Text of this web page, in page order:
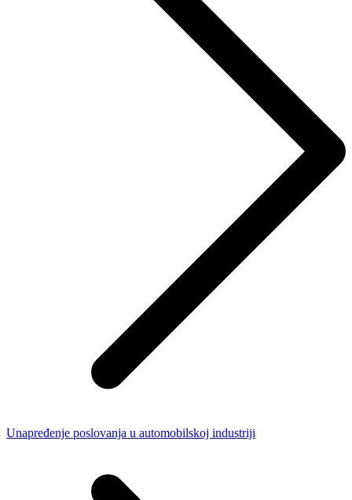
Unapređenje poslovanja u automobilskoj industriji